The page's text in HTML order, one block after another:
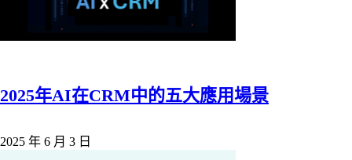
2025年AI在CRM中的五大應用場景
2025 年 6 月 3 日